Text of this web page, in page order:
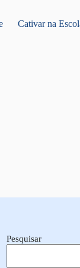
Cativar na
Pesquisar